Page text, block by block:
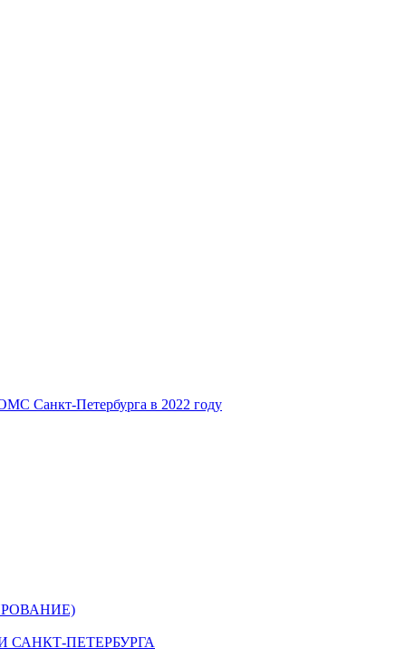
Санкт-Петербурга в 2022 году
ПЕТЕРБУРГА